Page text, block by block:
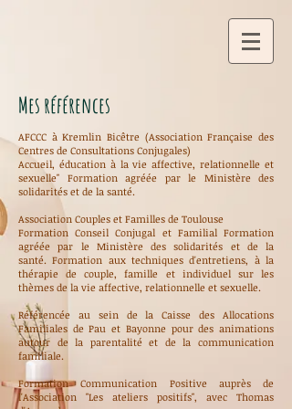
Mes références
AFCCC à Kremlin Bicêtre (Association Française des
Centres de Consultations Conjugales)
Accueil, éducation à la vie affective, relationnelle et
sexuelle" Formation agréée par le Ministère des
solidarités et de la santé.
Association Couples et Familles de Toulouse
Formation Conseil Conjugal et Familial Formation
agréée par le Ministère des solidarités et de la
santé.Formation aux techniques d'entretiens, à la
thérapie de couple, famille et individuel sur les
thèmes de la vie affective, relationnelle et sexuelle.
Référencée au sein de la Caisse des Allocations
Familiales de Pau et Bayonne pour des animations
autour de la parentalité et de la communication
familiale.
Formation Communication Positive auprès de
l'Association "Les ateliers positifs", avec Thomas